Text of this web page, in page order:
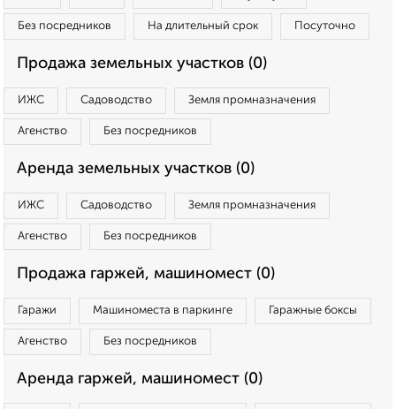
Без посредников На длительный срок Посуточно
Продажа земельных участков (0)
ИЖС Садоводство Земля промназначения
Агенство Без посредников
Аренда земельных участков (0)
ИЖС Садоводство Земля промназначения
Агенство Без посредников
Продажа гаржей, машиномест (0)
Гаражи Машиноместа в паркинге Гаражные боксы
Агенство Без посредников
Аренда гаржей, машиномест (0)